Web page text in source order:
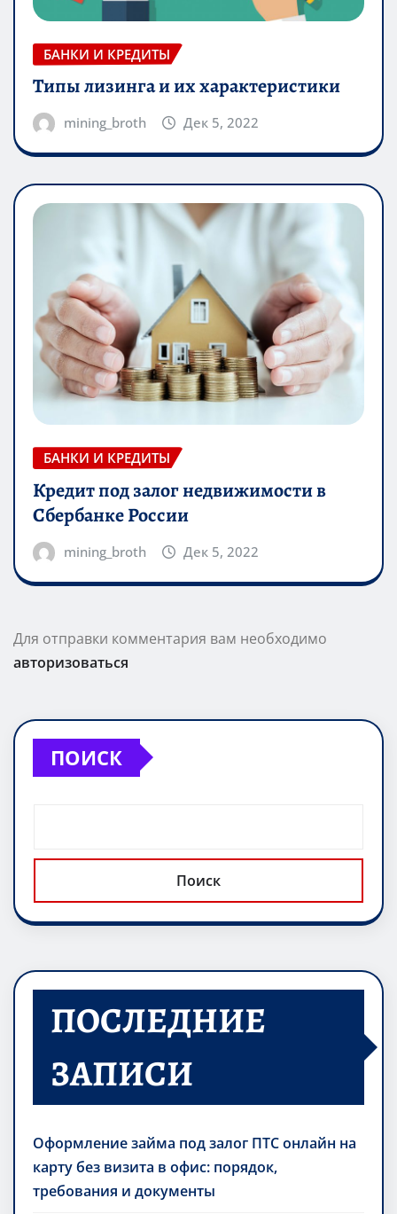
БАНКИ И КРЕДИТЫ
Типы лизинга и их характеристики
mining_broth Дек 5, 2022
БАНКИ И КРЕДИТЫ
Кредит под залог недвижимости в
Сбербанке России
mining_broth Дек 5, 2022
Для отправки комментария вам необходимо
авторизоваться
ПОИСК
Поиск
ПОСЛЕДНИЕ
ЗАПИСИ
Оформление займа под залог ПТС онлайн на
карту без визита в офис: порядок,
требования и документы